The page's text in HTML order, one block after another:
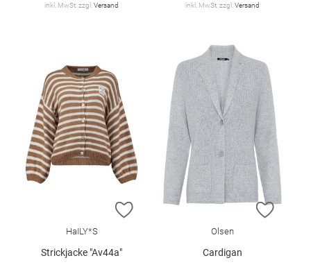
inkl. MwSt. zzgl. Versand inkl. MwSt. zzgl. Versand
ZUR WUNSCHLISTE HINZUFÜGEN
HaILY*S
Strickjacke "Av44a"
ZUR
Olsen
Cardigan